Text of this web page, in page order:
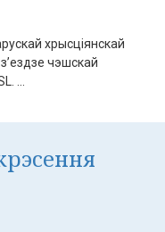
хрысціянскай
чэшскай
...